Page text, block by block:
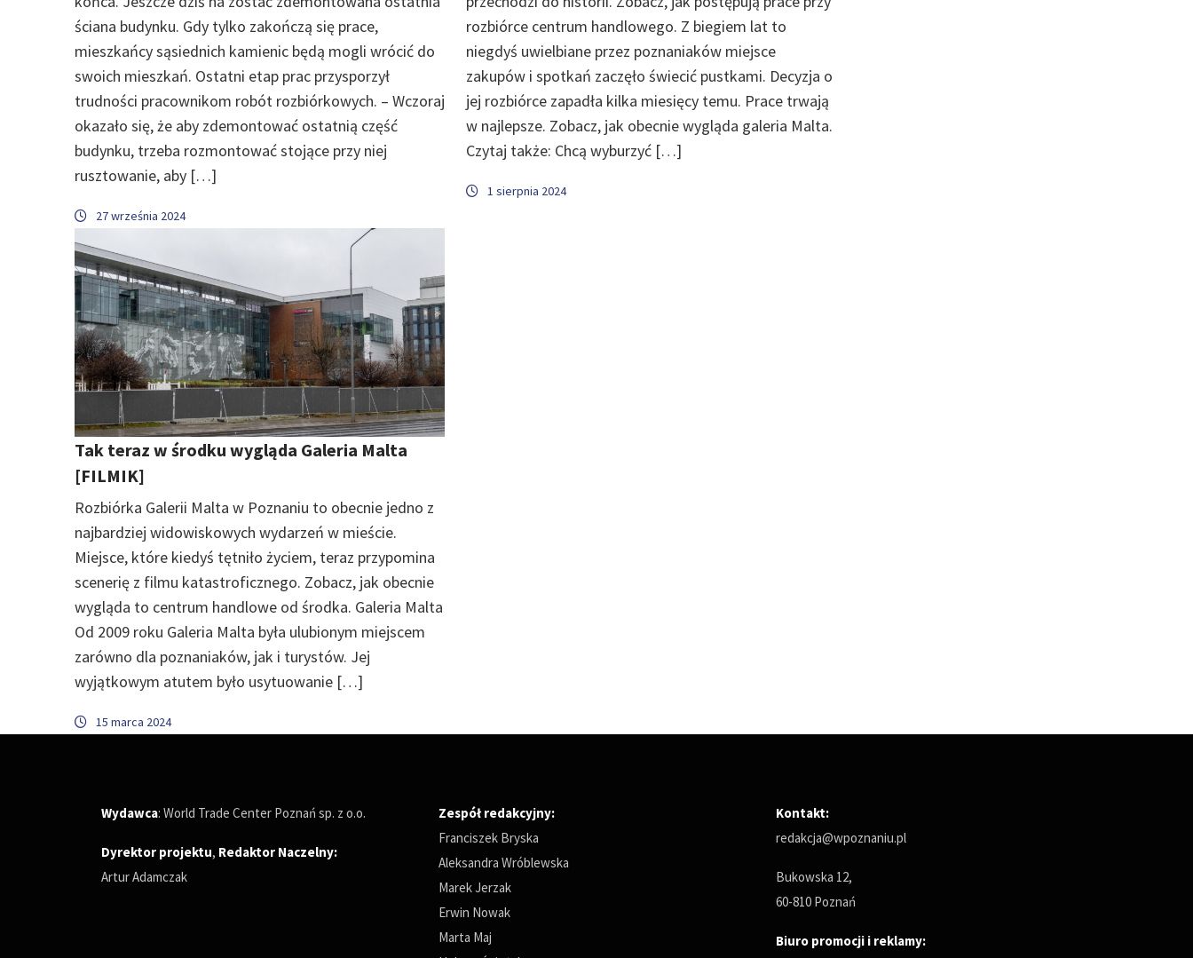
ściana budynku. Gdy tylko zakończą się prace,
mieszkańcy sąsiednich kamienic będą mogli wrócić do
swoich mieszkań. Ostatni etap prac przysporzył
trudności pracownikom robót rozbiórkowych. – Wczoraj
okazało się, że aby zdemontować ostatnią część
budynku, trzeba rozmontować stojące przy niej
rusztowanie, aby […]
27 września 2024
rozbiórce centrum handlowego. Z biegiem lat to
niegdyś uwielbiane przez poznaniaków miejsce
zakupów i spotkań zaczęło świecić pustkami. Decyzja o
jej rozbiórce zapadła kilka miesięcy temu. Prace trwają
w najlepsze. Zobacz, jak obecnie wygląda galeria Malta.
Czytaj także: Chcą wyburzyć […]
1 sierpnia 2024
Tak teraz w środku wygląda Galeria Malta
[FILMIK]
Rozbiórka Galerii Malta w Poznaniu to obecnie jedno z
najbardziej widowiskowych wydarzeń w mieście.
Miejsce, które kiedyś tętniło życiem, teraz przypomina
scenerię z filmu katastroficznego. Zobacz, jak obecnie
wygląda to centrum handlowe od środka. Galeria Malta
Od 2009 roku Galeria Malta była ulubionym miejscem
zarówno dla poznaniaków, jak i turystów. Jej
wyjątkowym atutem było usytuowanie […]
15 marca 2024
Wydawca: World Trade Center Poznań sp. z o.o.
Dyrektor projektu, Redaktor Naczelny:
Artur Adamczak
Zespół redakcyjny:
Franciszek Bryska
Aleksandra Wróblewska
Marek Jerzak
Erwin Nowak
Marta Maj
Kontakt:
redakcja@wpoznaniu.pl
Bukowska 12,
60-810 Poznań
Biuro promocji i reklamy: